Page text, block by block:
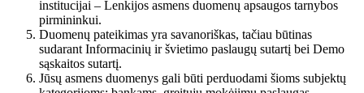
institucijai – Lenkijos asmens duomenų apsaugos tarnybos
pirmininkui.
Duomenų pateikimas yra savanoriškas, tačiau būtinas
sudarant Informacinių ir švietimo paslaugų sutartį bei Demo
sąskaitos sutartį.
Jūsų asmens duomenys gali būti perduodami šioms subjektų